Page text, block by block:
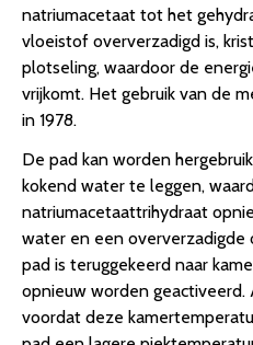
natriumacetaat tot het
vloeistof oververzadigd is,
plotseling, waardoor de
vrijkomt. Het gebruik van de
in 1978.
De pad kan worden
kokend water te leggen,
natriumacetaattrihydraat
water en een oververzadigde
pad is teruggekeerd naar
opnieuw worden
voordat deze